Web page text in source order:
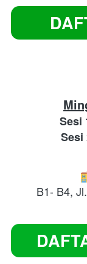
Sesi
Sesi
B1- B4,